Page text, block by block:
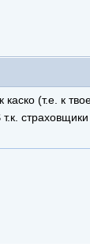
каско (т.е. к